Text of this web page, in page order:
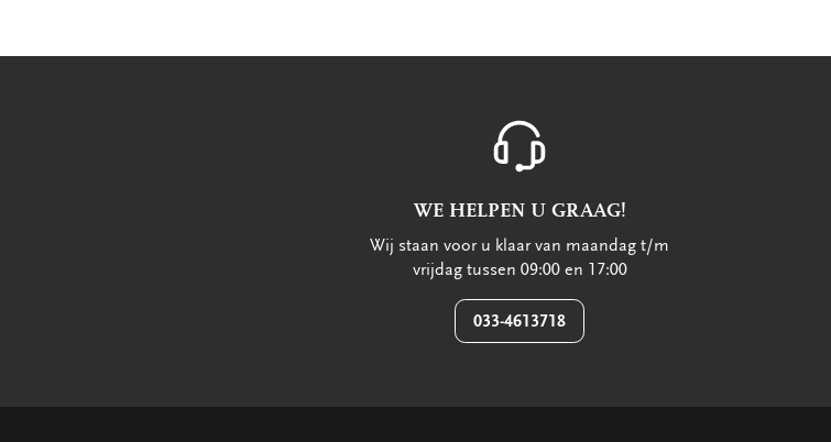
WE HELPEN U GRAAG!
Wij staan voor u klaar van maandag t/m
vrijdag tussen 09:00 en 17:00
033-4613718